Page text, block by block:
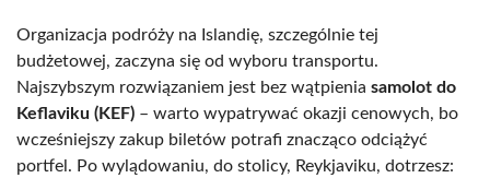
Organizacja podróży na Islandię, szczególnie tej
budżetowej, zaczyna się od wyboru transportu.
Najszybszym rozwiązaniem jest bez wątpienia samolot do
Keflaviku (KEF) – warto wypatrywać okazji cenowych, bo
wcześniejszy zakup biletów potrafi znacząco odciążyć
portfel. Po wylądowaniu, do stolicy, Reykjaviku, dotrzesz: